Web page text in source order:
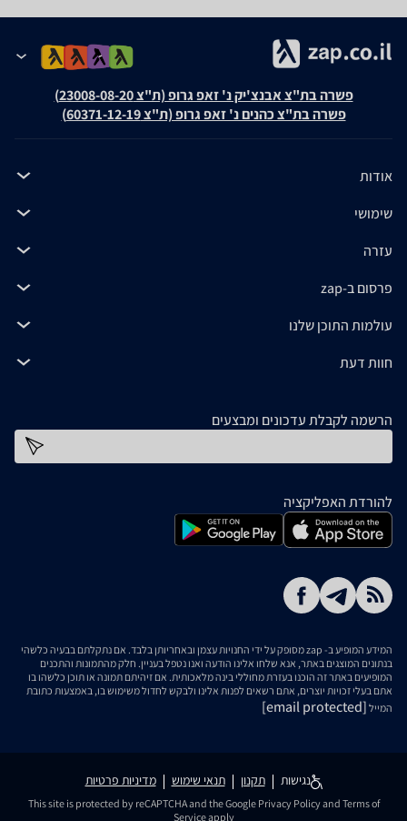
פשרה בת"צ אבנצ'יק נ' זאפ גרופ (ת"צ 23008-08-20)
פשרה בת"צ כהנים נ' זאפ גרופ (ת"צ 60371-12-19)
אודות
שימושי
עזרה
פרסום ב-zap
עולמות התוכן שלנו
חוות דעת
הרשמה לקבלת עדכונים ומבצעים
להורדת האפליקציה
המידע המופיע ב- zap מסופק על ידי החנויות עצמן ובאחריותן בלבד. אם נתקלתם בבעיה כלשהי
בנתונים המוצגים באתר, אנא שלחו אלינו הודעה ואנו נטפל בעניין. חלק מהתמונות והתכנים
המופיעים באתר זה הוכנו בעזרת מחוללי בינה מלאכותית. אם זיהיתם תמונה או תוכן כלשהו בו
אתם בעלי זכויות יוצרים, אתם רשאים לפנות אלינו ולבקש לחדול משימוש בו, באמצעות כתובת
המייל [email protected]
נגישות תקנון תנאי שימוש מדיניות פרטיות
This site is protected by reCAPTCHA and the Google Privacy Policyand Terms of
Serviceapply